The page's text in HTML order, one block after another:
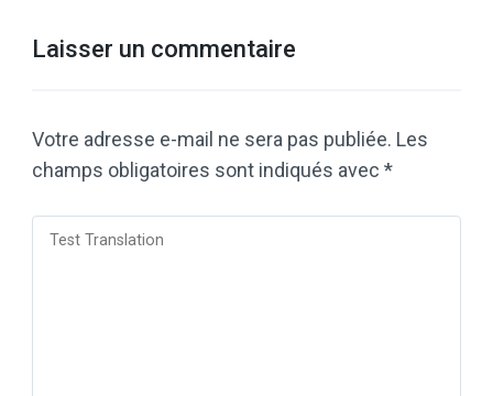
Laisser un commentaire
Votre adresse e-mail ne sera pas publiée. Les
champs obligatoires sont indiqués avec *